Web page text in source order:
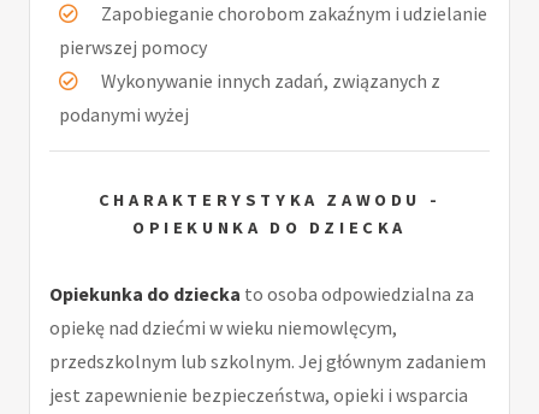
Zapobieganie chorobom zakaźnym i udzielanie
pierwszej pomocy
Wykonywanie innych zadań, związanych z
podanymi wyżej
CHARAKTERYSTYKA ZAWODU -
OPIEKUNKA DO DZIECKA
Opiekunka do dziecka to osoba odpowiedzialna za
opiekę nad dziećmi w wieku niemowlęcym,
przedszkolnym lub szkolnym. Jej głównym zadaniem
jest zapewnienie bezpieczeństwa, opieki i wsparcia